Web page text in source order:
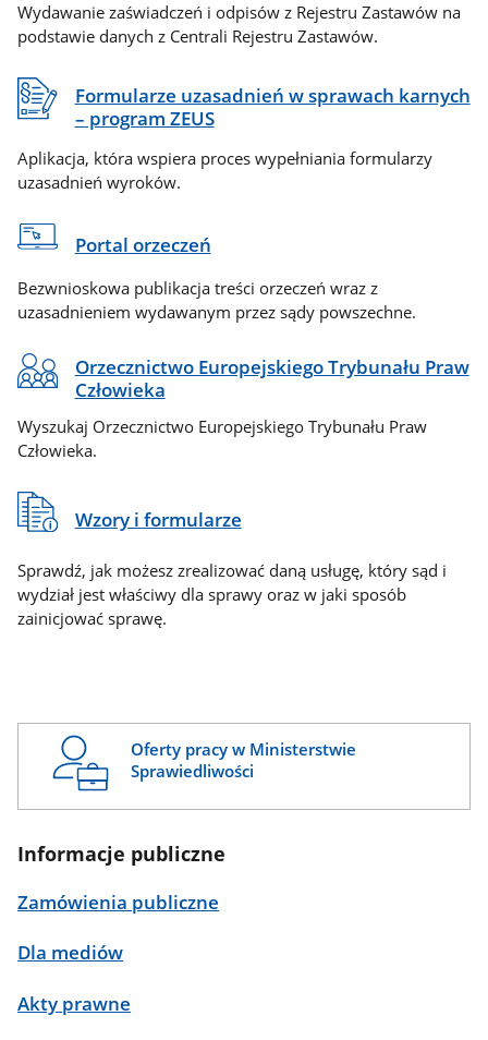
Wydawanie zaświadczeń i odpisów z Rejestru Zastawów na
podstawie danych z Centrali Rejestru Zastawów.
Formularze uzasadnień w sprawach karnych
– program ZEUS
Aplikacja, która wspiera proces wypełniania formularzy
uzasadnień wyroków.
Portal orzeczeń
Bezwnioskowa publikacja treści orzeczeń wraz z
uzasadnieniem wydawanym przez sądy powszechne.
Orzecznictwo Europejskiego Trybunału Praw
Człowieka
Wyszukaj Orzecznictwo Europejskiego Trybunału Praw
Człowieka.
Wzory i formularze
Sprawdź, jak możesz zrealizować daną usługę, który sąd i
wydział jest właściwy dla sprawy oraz w jaki sposób
zainicjować sprawę.
Oferty pracy w Ministerstwie
Sprawiedliwości
Informacje publiczne
Zamówienia publiczne
Dla mediów
Akty prawne